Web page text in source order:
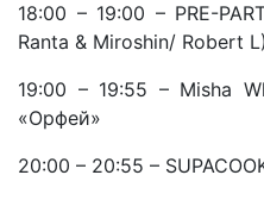
18:00 – 19:00 – PRE-
Ranta & Miroshin/ Robert L)
19:00 – 19:55 – Misha
«Орфей»
20:00 – 20:55 –